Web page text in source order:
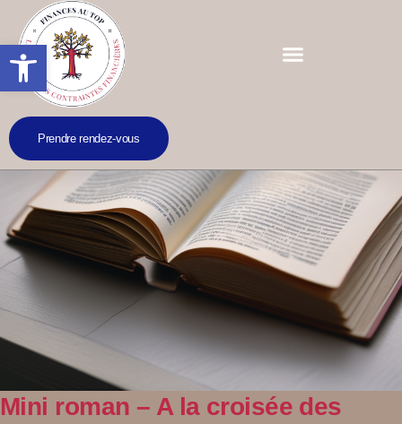
Ouvrir la barre d’outils
Prendre rendez-vous
Mini roman – A la croisée des